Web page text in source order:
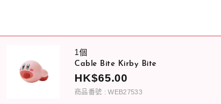
1個
Cable Bite Kirby Bite
HK$65.00
商品番號 : WEB27533